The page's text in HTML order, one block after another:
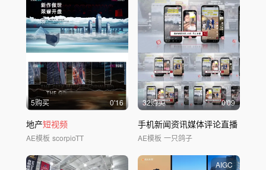
5购买 0'16
地产短视频
AE模板 scorpioTT
32购买 0'09
手机新闻资讯媒体评论直播
AE模板 一只鸽子
AIGC